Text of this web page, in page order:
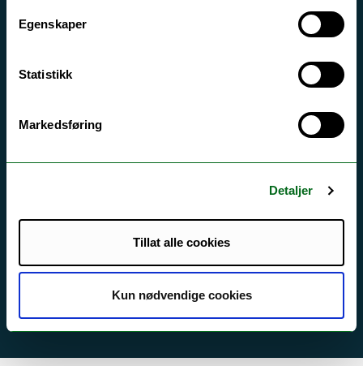
Egenskaper
Statistikk
Markedsføring
Detaljer
Tillat alle cookies
Kun nødvendige cookies
Tilgjengelighetserklæring
For media
English website